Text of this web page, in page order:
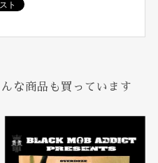
な商品も買っています